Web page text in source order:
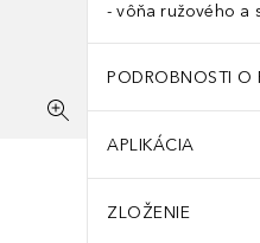
vôňa ružového a
PODROBNOSTI O
APLIKÁCIA
ZLOŽENIE